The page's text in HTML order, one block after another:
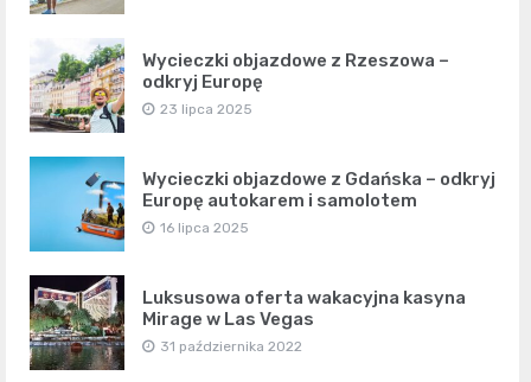
Wycieczki objazdowe z Rzeszowa –
odkryj Europę
23 lipca 2025
Wycieczki objazdowe z Gdańska – odkryj
Europę autokarem i samolotem
16 lipca 2025
Luksusowa oferta wakacyjna kasyna
Mirage w Las Vegas
31 października 2022